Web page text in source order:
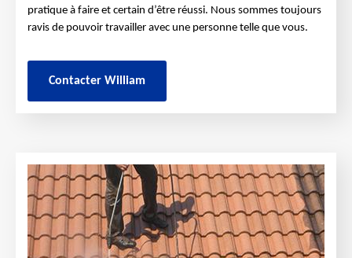
pratique à faire et certain d’être réussi. Nous sommes toujours
ravis de pouvoir travailler avec une personne telle que vous.
Contacter William